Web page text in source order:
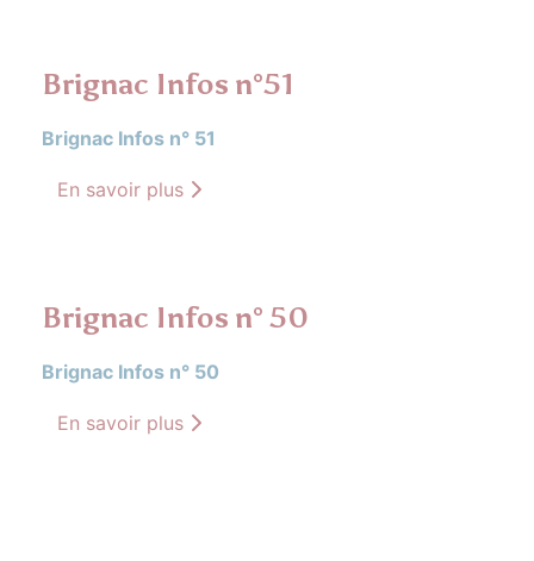
Brignac Infos n°51
Brignac Infos n° 51
En savoir plus
Brignac Infos n° 50
Brignac Infos n° 50
En savoir plus